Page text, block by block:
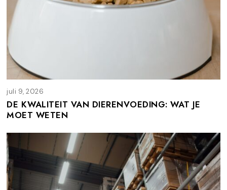
juli 9, 2026
u
l
i
0
6
DE KWALITEIT VAN DIERENVOEDING: WAT JE
MOET WETEN